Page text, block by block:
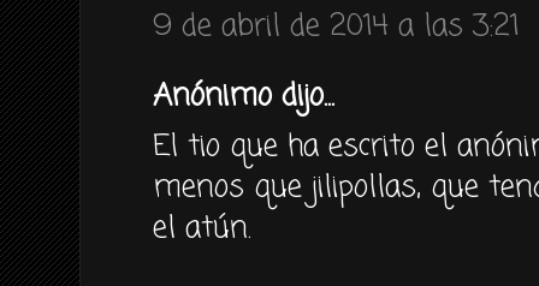
9 de abril de 2014 a las 3:21
Anónimo dijo...
El tio que ha escrito el
menos que jilipollas, que
el atún.